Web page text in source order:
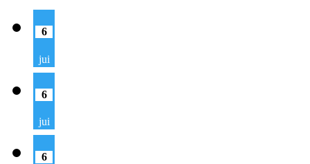
6
jui
6
jui
6